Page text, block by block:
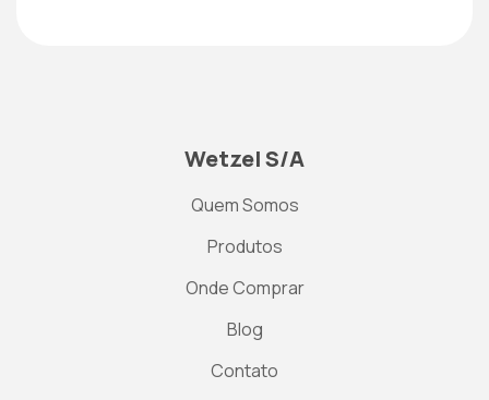
Wetzel S/A
Quem Somos
Produtos
Onde Comprar
Blog
Contato